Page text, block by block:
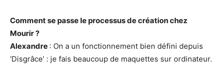
Comment se passe le processus de création chez
Mourir ?
Alexandre : On a un fonctionnement bien défini depuis
‘Disgrâce’ : je fais beaucoup de maquettes sur ordinateur.